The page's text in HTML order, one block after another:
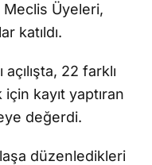
Üyeleri,
katıldı.
22 farklı
kayıt yaptıran
değerdi.
düzenledikleri